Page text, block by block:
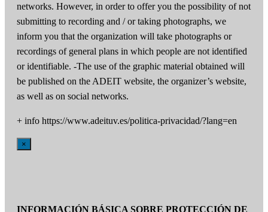
networks. However, in order to offer you the possibility of not
submitting to recording and / or taking photographs, we
inform you that the organization will take photographs or
recordings of general plans in which people are not identified
or identifiable. -The use of the graphic material obtained will
be published on the ADEIT website, the organizer’s website,
as well as on social networks.
+ info https://www.adeituv.es/politica-privacidad/?lang=en
×
INFORMACIÓN BÁSICA SOBRE PROTECCIÓN DE